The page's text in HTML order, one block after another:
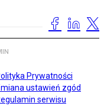
Prywatności
ustawień zgód
serwisu